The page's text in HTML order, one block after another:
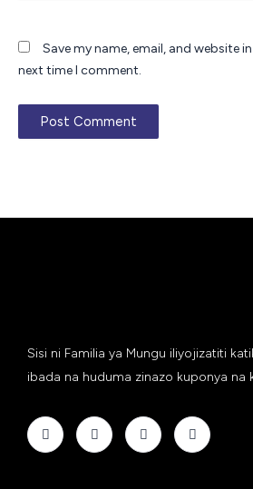
Save my name, email, and website
next time I comment.
Sisi ni Familia ya Mungu iliyojizatiti
ibada na huduma zinazo kuponya na